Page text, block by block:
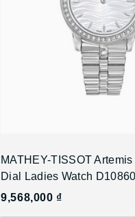
MATHEY-TISSOT
Dial Ladies Watch
9,568,000 ₫